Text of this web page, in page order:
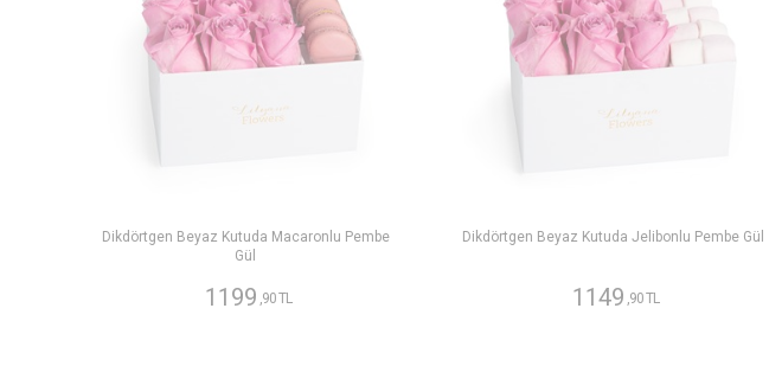
Dikdörtgen Beyaz Kutuda Macaronlu Pembe
Gül
1199 ,90 TL
Dikdörtgen Beyaz Kutuda Jelibonlu Pembe Gül
1149 ,90 TL